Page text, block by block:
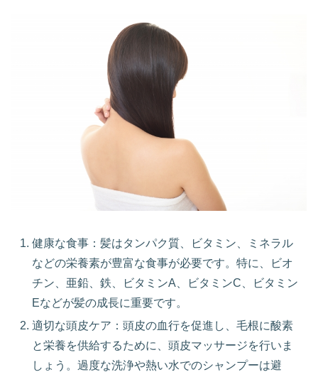
健康な食事：髪はタンパク質、ビタミン、ミネラル
などの栄養素が豊富な食事が必要です。特に、ビオ
チン、亜鉛、鉄、ビタミンA、ビタミンC、ビタミン
Eなどが髪の成長に重要です。
適切な頭皮ケア：頭皮の血行を促進し、毛根に酸素
と栄養を供給するために、頭皮マッサージを行いま
しょう。過度な洗浄や熱い水でのシャンプーは避